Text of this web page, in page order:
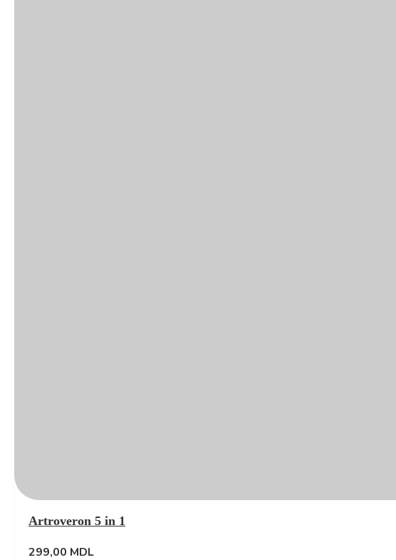
Artroveron 5 in 1
299,00 MDL